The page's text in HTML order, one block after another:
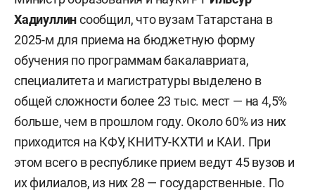
Хадиуллинсообщил, что вузам Татарстана в
2025-м для приема на бюджетную форму
обучения по программам бакалавриата,
специалитета и магистратуры выделено в
общей сложности более 23 тыс. мест — на 4,5%
больше, чем в прошлом году. Около 60% из них
приходится на КФУ, КНИТУ-КХТИ и КАИ. При
этом всего в республике прием ведут 45 вузов и
их филиалов, из них 28 — государственные. По